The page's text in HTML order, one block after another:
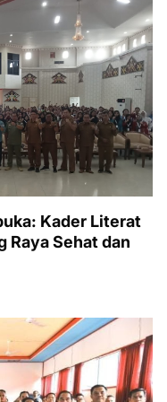
Kader Literat
Raya Sehat dan